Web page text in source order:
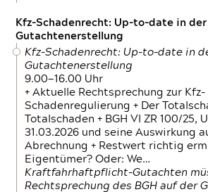
Kfz-Schadenrecht: Up-to-date in der
Gutachtenerstellung
Kfz-Schadenrecht: Up-to-date in
Gutachtenerstellung
9.00—16.00 Uhr
+ Aktuelle Rechtsprechung zur Kfz-
Schadenregulierung + Der
Totalschaden + BGH VI ZR 100/25,
31.03.2026 und seine Auswirkung
Abrechnung + Restwert richtig
Eigentümer? Oder: We…
Kraftfahrhaftpflicht-Gutachten
Rechtsprechung des BGH auf der